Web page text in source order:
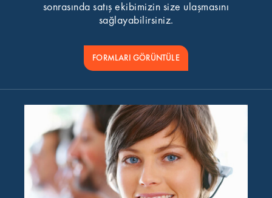
sonrasında satış ekibimizin size ulaşmasını
sağlayabilirsiniz.
FORMLARI GÖRÜNTÜLE